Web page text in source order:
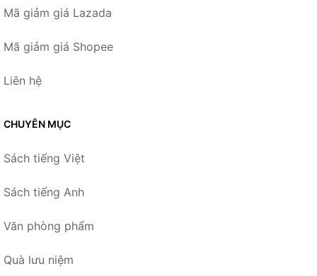
Mã giảm giá Lazada
Mã giảm giá Shopee
Liên hệ
CHUYÊN MỤC
Sách tiếng Việt
Sách tiếng Anh
Văn phòng phẩm
Quà lưu niệm